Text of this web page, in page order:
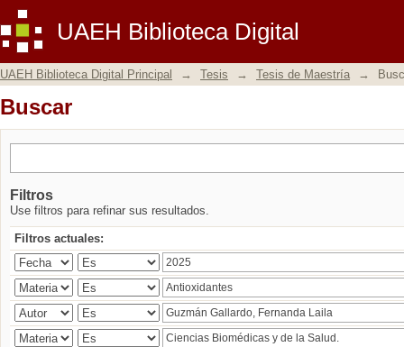
UAEH Biblioteca Digital
Buscar
UAEH Biblioteca Digital Principal → Tesis → Tesis de Maestría →
Buscar
Filtros
Use filtros para refinar sus resultados.
Filtros actuales: